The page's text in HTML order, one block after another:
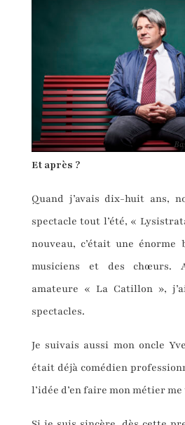
Et après ?
Quand j’avais dix-huit ans,
spectacle tout l’été, «
nouveau, c’était une énorme
musiciens et des chœurs.
amateure « La Catillon »,
spectacles.
Je suivais aussi mon oncle
était déjà comédien
l’idée d’en faire mon métier